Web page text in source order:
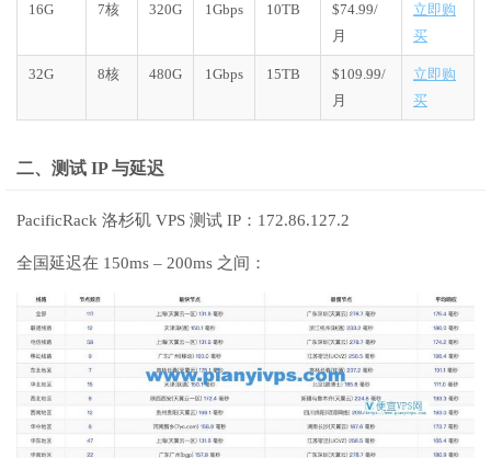
16G 7核 320G 1Gbps 10TB
$74.99/
月
立即购
买
32G 8核 480G 1Gbps 15TB
$109.99/
月
立即购
买
二、测试 IP 与延迟
PacificRack 洛杉矶 VPS 测试 IP：172.86.127.2
全国延迟在 150ms – 200ms 之间：